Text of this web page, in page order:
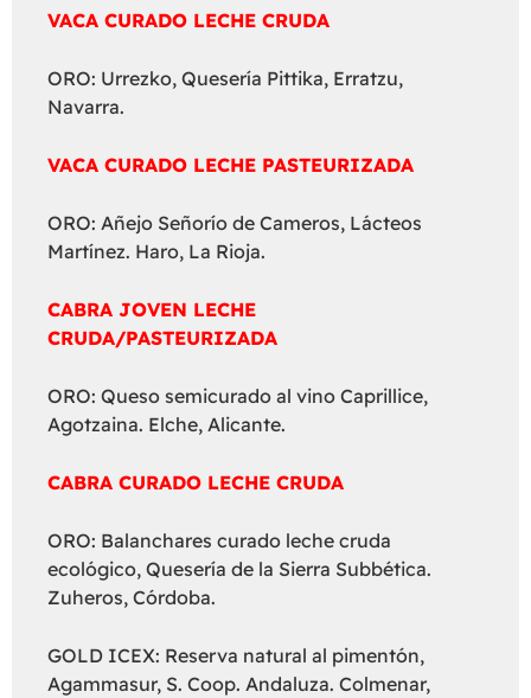
VACA CURADO LECHE CRUDA
ORO: Urrezko, Quesería Pittika, Erratzu,
Navarra.
VACA CURADO LECHE PASTEURIZADA
ORO: Añejo Señorío de Cameros, Lácteos
Martínez. Haro, La Rioja.
CABRA JOVEN LECHE
CRUDA/PASTEURIZADA
ORO: Queso semicurado al vino Caprillice,
Agotzaina. Elche, Alicante.
CABRA CURADO LECHE CRUDA
ORO: Balanchares curado leche cruda
ecológico, Quesería de la Sierra Subbética.
Zuheros, Córdoba.
GOLD ICEX: Reserva natural al pimentón,
Agammasur, S. Coop. Andaluza. Colmenar,